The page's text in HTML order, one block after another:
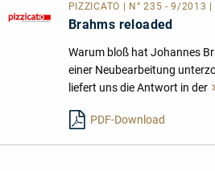
PIZZICATO | N° 235 - 9/2013 |
Brahms reloaded
Warum bloß hat Johannes
einer Neubearbeitung
liefert uns die Antwort in der
PDF-Download